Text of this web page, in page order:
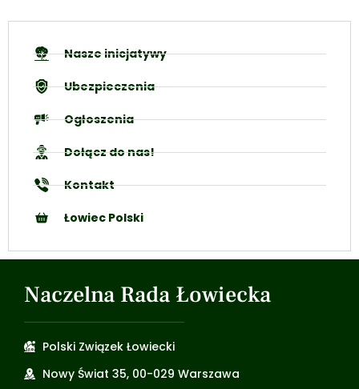
Nasze inicjatywy
Ubezpieczenia
Ogłoszenia
Dołącz do nas!
Kontakt
Łowiec Polski
Naczelna Rada Łowiecka
Polski Związek Łowiecki
Nowy Świat 35, 00-029 Warszawa